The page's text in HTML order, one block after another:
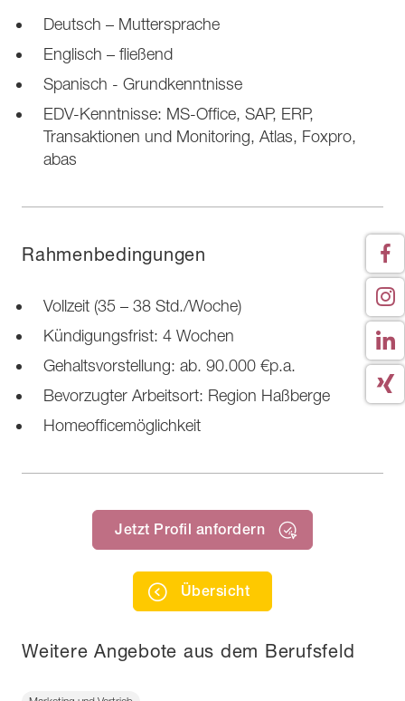
Deutsch – Muttersprache
Englisch – fließend
Spanisch - Grundkenntnisse
EDV-Kenntnisse: MS-Office, SAP, ERP,
Transaktionen und Monitoring, Atlas, Foxpro,
abas
Rahmenbedingungen
Vollzeit (35 – 38 Std./Woche)
Kündigungsfrist: 4 Wochen
Gehaltsvorstellung: ab. 90.000 €p.a.
Bevorzugter Arbeitsort: Region Haßberge
Homeofficemöglichkeit
Jetzt Profil anfordern
Übersicht
Weitere Angebote aus dem Berufsfeld